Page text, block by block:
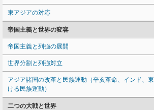
東アジアの対応
帝国主義と世界の変容
帝国主義と列強の展開
世界分割と列強対立
アジア諸国の改革と民族運動（辛亥革命、インド、
ける民族運動）
二つの大戦と世界